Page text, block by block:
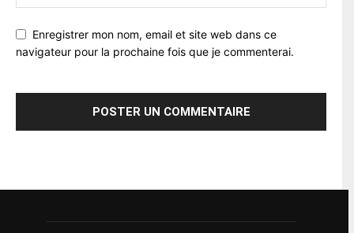
Enregistrer mon nom, email et site web dans ce
navigateur pour la prochaine fois que je commenterai.